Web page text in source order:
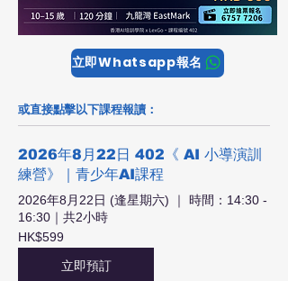
立即Whatsapp報名
2026年8月22日 402《 AI 小導演訓
練營》｜青少年AI課程
2026年8月22日 (逢星期六) ｜ 時間：14:30 -
16:30｜共2小時
599
港
HK$599
立即預訂
或直接點擊以下課程報讀：